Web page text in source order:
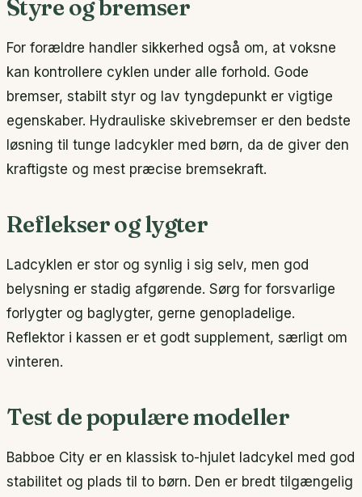
Styre og bremser
For forældre handler sikkerhed også om, at voksne
kan kontrollere cyklen under alle forhold. Gode
bremser, stabilt styr og lav tyngdepunkt er vigtige
egenskaber. Hydrauliske skivebremser er den bedste
løsning til tunge ladcykler med børn, da de giver den
kraftigste og mest præcise bremsekraft.
Reflekser og lygter
Ladcyklen er stor og synlig i sig selv, men god
belysning er stadig afgørende. Sørg for forsvarlige
forlygter og baglygter, gerne genopladelige.
Reflektor i kassen er et godt supplement, særligt om
vinteren.
Test de populære modeller
Babboe City er en klassisk to-hjulet ladcykel med god
stabilitet og plads til to børn. Den er bredt tilgængelig